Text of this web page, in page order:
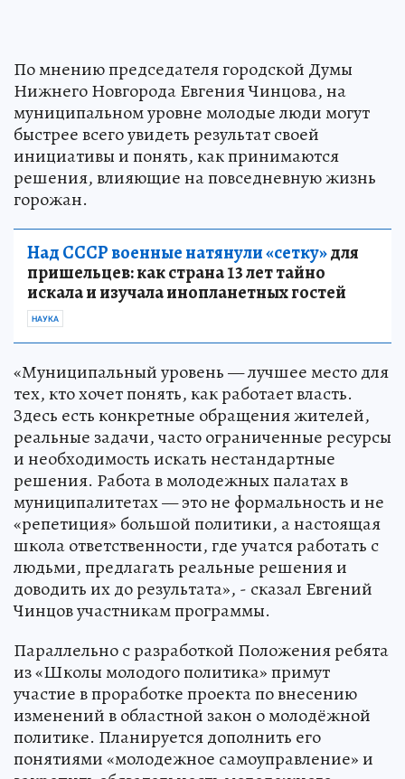
По мнению председателя городской Думы
Нижнего Новгорода Евгения Чинцова, на
муниципальном уровне молодые люди могут
быстрее всего увидеть результат своей
инициативы и понять, как принимаются
решения, влияющие на повседневную жизнь
горожан.
Над СССР военные натянули «сетку»для
пришельцев: как страна 13 лет тайно
искала и изучала инопланетных гостей
НАУКА
«Муниципальный уровень — лучшее место для
тех, кто хочет понять, как работает власть.
Здесь есть конкретные обращения жителей,
реальные задачи, часто ограниченные ресурсы
и необходимость искать нестандартные
решения. Работа в молодежных палатах в
муниципалитетах — это не формальность и не
«репетиция» большой политики, а настоящая
школа ответственности, где учатся работать с
людьми, предлагать реальные решения и
доводить их до результата», - сказал Евгений
Чинцов участникам программы.
Параллельно с разработкой Положения ребята
из «Школы молодого политика» примут
участие в проработке проекта по внесению
изменений в областной закон о молодёжной
политике. Планируется дополнить его
понятиями «молодежное самоуправление» и